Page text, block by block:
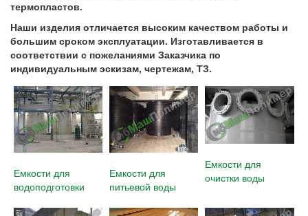
термопластов.
Наши изделия отличается высоким качеством работы и
большим сроком эксплуатации. Изготавливается в
соответствии с пожеланиями Заказчика по
индивидуальным эскизам, чертежам, ТЗ.
Емкости для
водоподготовки
Емкости для
питьевой воды
Емкости для
очистки воды